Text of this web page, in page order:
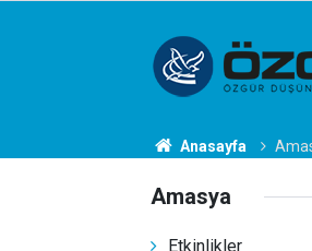
Anasayfa
Amasya
Etkinlikler